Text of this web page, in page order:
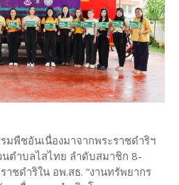
มพืชอันเนื่องมาจากพระราชดำริฯ
ตำบลไสไทย ลำดับสมาชิก 8-
าชดำริใน อพ.สธ. “งานทรัพยากร